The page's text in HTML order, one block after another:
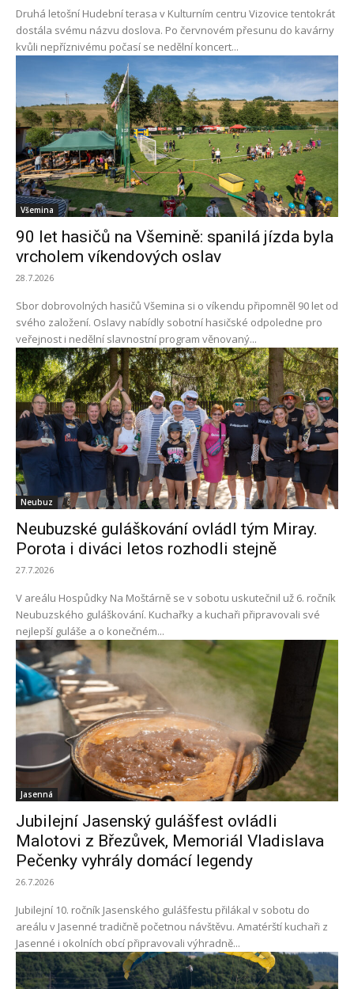
Druhá letošní Hudební terasa v Kulturním centru Vizovice tentokrát
dostála svému názvu doslova. Po červnovém přesunu do kavárny
kvůli nepříznivému počasí se nedělní koncert...
Všemina
90 let hasičů na Všemině: spanilá jízda byla
vrcholem víkendových oslav
28.7.2026
Sbor dobrovolných hasičů Všemina si o víkendu připomněl 90 let od
svého založení. Oslavy nabídly sobotní hasičské odpoledne pro
veřejnost i nedělní slavnostní program věnovaný...
Neubuz
Neubuzské guláškování ovládl tým Miray.
Porota i diváci letos rozhodli stejně
27.7.2026
V areálu Hospůdky Na Moštárně se v sobotu uskutečnil už 6. ročník
Neubuzského guláškování. Kuchařky a kuchaři připravovali své
nejlepší guláše a o konečném...
Jasenná
Jubilejní Jasenský gulášfest ovládli
Malotovi z Březůvek, Memoriál Vladislava
Pečenky vyhrály domácí legendy
26.7.2026
Jubilejní 10. ročník Jasenského gulášfestu přilákal v sobotu do
areálu v Jasenné tradičně početnou návštěvu. Amatérští kuchaři z
Jasenné i okolních obcí připravovali výhradně...